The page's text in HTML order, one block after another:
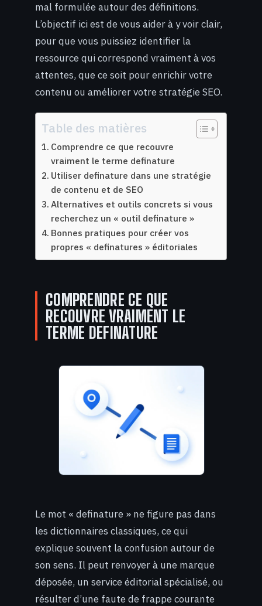
mal formulée autour des définitions.
L’objectif ici est de vous aider à y voir clair,
pour que vous puissiez identifier la
ressource qui correspond vraiment à vos
attentes, que ce soit pour enrichir votre
contenu ou améliorer votre stratégie SEO.
Table des matières
Comprendre ce que recouvre
vraiment le terme definature
Utiliser definature dans une stratégie
de contenu et de SEO
Alternatives et outils concrets si vous
recherchez un « outil definature »
Bonnes pratiques pour créer vos
propres « definatures » éditoriales
COMPRENDRE CE QUE
RECOUVRE VRAIMENT LE
TERME DEFINATURE
Le mot « definature » ne figure pas dans
les dictionnaires classiques, ce qui
explique souvent la confusion autour de
son sens. Il peut renvoyer à une marque
déposée, un service éditorial spécialisé, ou
résulter d’une faute de frappe courante